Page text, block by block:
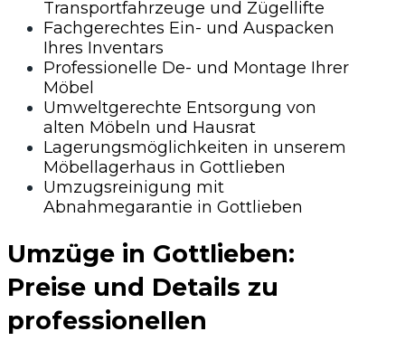
Transportfahrzeuge und Zügellifte
Fachgerechtes Ein- und Auspacken
Ihres Inventars
Professionelle De- und Montage Ihrer
Möbel
Umweltgerechte Entsorgung von
alten Möbeln und Hausrat
Lagerungsmöglichkeiten in unserem
Möbellagerhaus in Gottlieben
Umzugsreinigung mit
Abnahmegarantie in Gottlieben
Umzüge in Gottlieben:
Preise und Details zu
professionellen